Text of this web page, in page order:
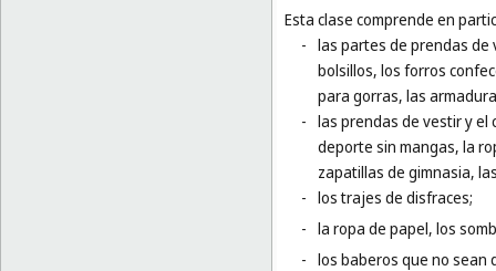
Esta clase comprende en
- las partes de prendas de
bolsillos, los forros
para gorras, las
- las prendas de vestir y el
deporte sin mangas, la
zapatillas de gimnasia,
- los trajes de disfraces;
- la ropa de papel, los
- los baberos que no sean